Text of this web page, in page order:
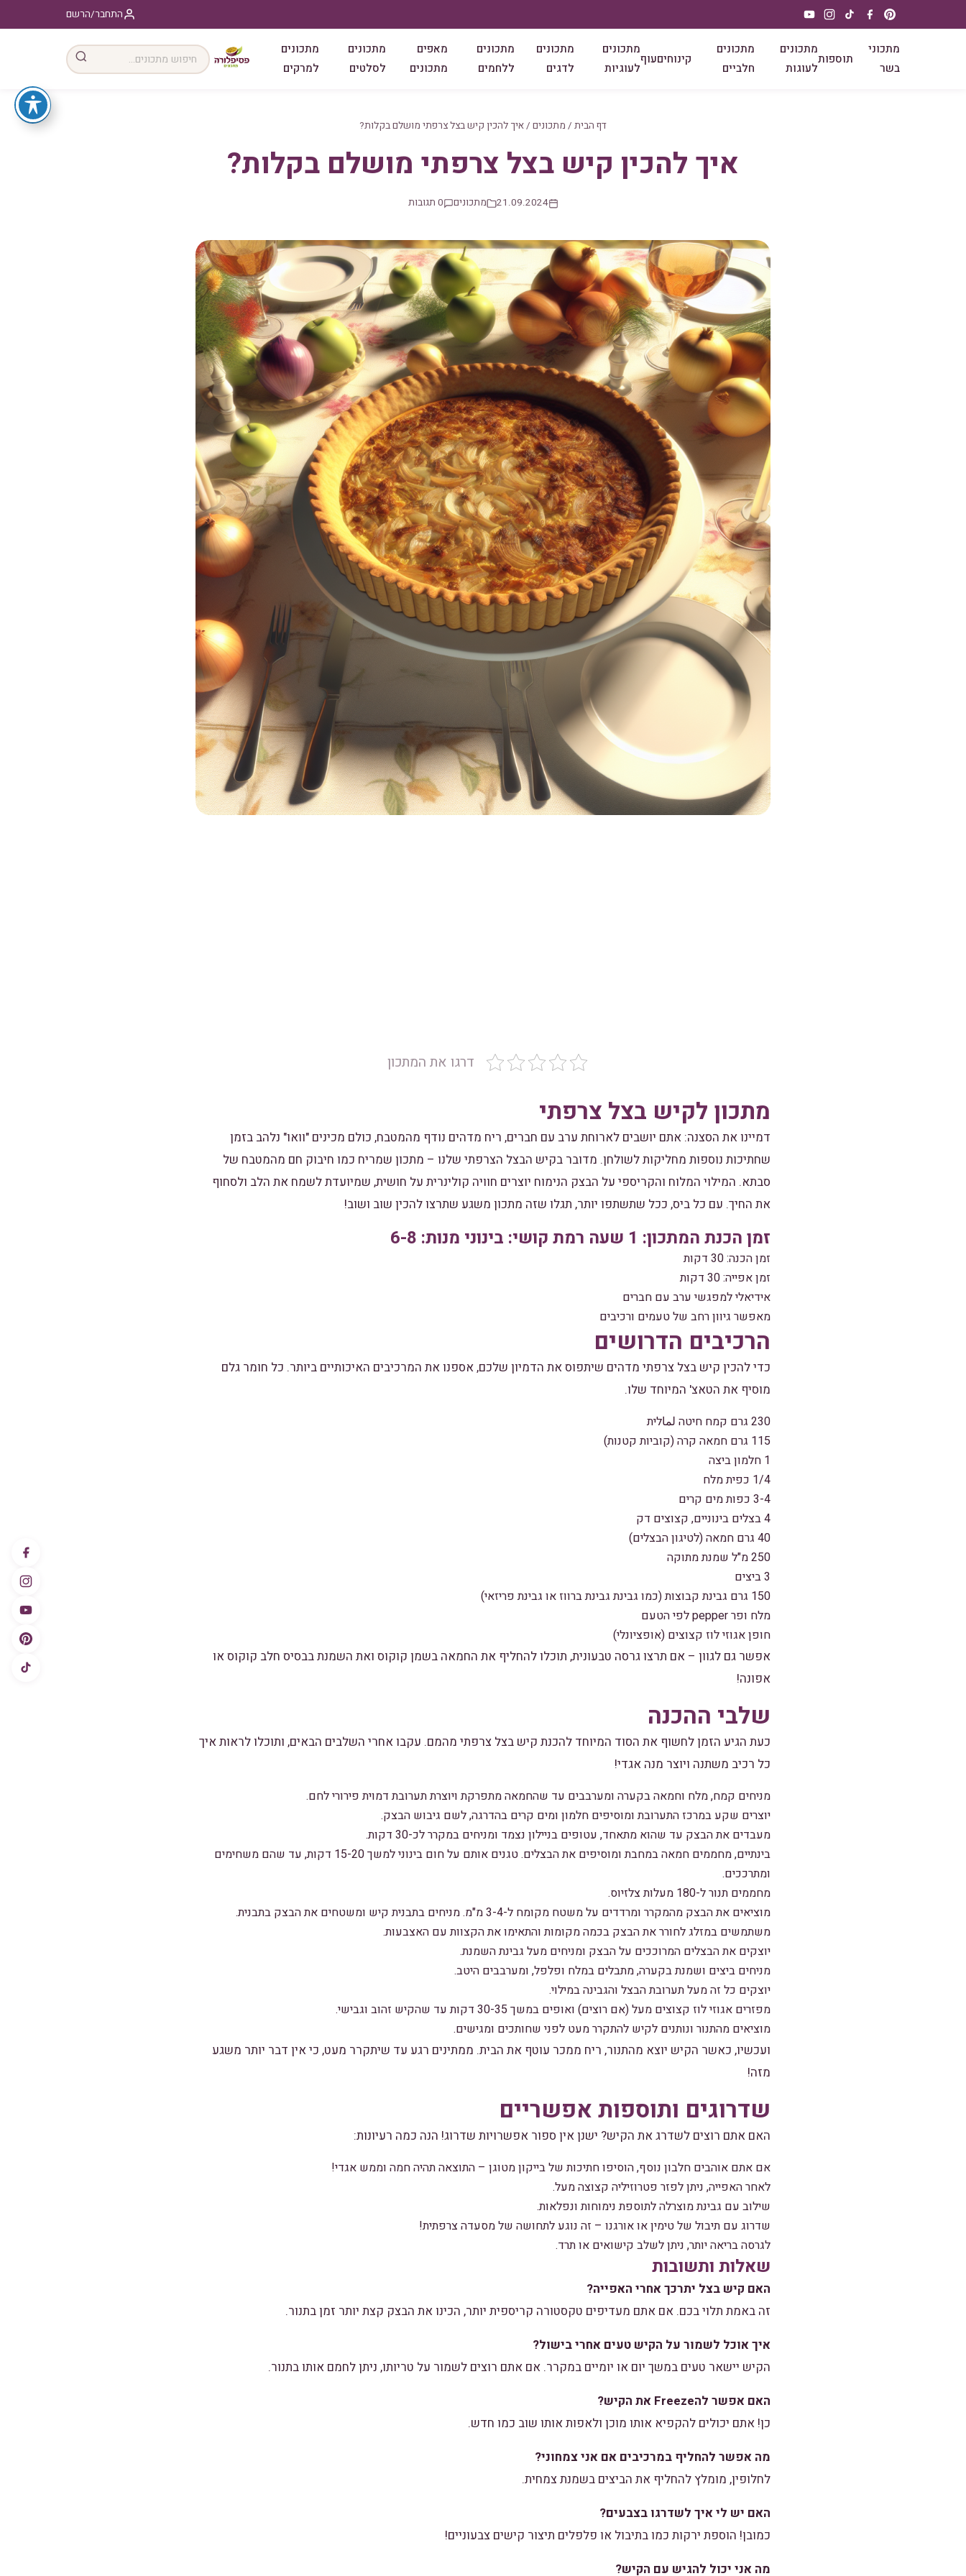
התחבר/הרשם
מתכוני
בשר
תוספות
מתכונים
לעוגות
מתכונים
חלביים
קינוחיםעוף
מתכונים
לעוגיות
מתכונים
לדגים
מתכונים
ללחמים
מאפים
מתכונים
מתכונים
לסלטים
מתכונים
למרקים
דף הבית / מתכונים /איך להכין קיש בצל צרפתי מושלם בקלות?
איך להכין קיש בצל צרפתי מושלם בקלות?
21.09.2024 מתכונים 0 תגובות
דרגו את המתכון
מתכון לקיש בצל צרפתי
דמיינו את הסצנה: אתם יושבים לארוחת ערב עם חברים, ריח מדהים נודף מהמטבח, כולם מכינים "וואו" נלהב בזמן
שחתיכות נוספות מחליקות לשולחן. מדובר בקיש הבצל הצרפתי שלנו – מתכון שמריח כמו חיבוק חם מהמטבח של
סבתא. המילוי המלוח והקריספי על הבצק הנימוח יוצרים חוויה קולינרית על חושית, שמיועדת לשמח את הלב ולסחוף
את החיך. עם כל ביס, ככל שתשתפו יותר, תגלו שזה מתכון משגע שתרצו להכין שוב ושוב!
זמן הכנת המתכון: 1 שעה רמת קושי: בינוני מנות: 6-8
זמן הכנה: 30 דקות
זמן אפייה: 30 דקות
אידיאלי למפגשי ערב עם חברים
מאפשר גיוון רחב של טעמים ורכיבים
הרכיבים הדרושים
כדי להכין קיש בצל צרפתי מדהים שיתפוס את הדמיון שלכם, אספנו את המרכיבים האיכותיים ביותר. כל חומר גלם
מוסיף את הטאצ' המיוחד שלו.
230 גרם קמח חיטה لماלית
115 גרם חמאה קרה (קוביות קטנות)
1 חלמון ביצה
1/4 כפית מלח
3-4 כפות מים קרים
4 בצלים בינוניים, קצוצים דק
40 גרם חמאה (לטיגון הבצלים)
250 מ"ל שמנת מתוקה
3 ביצים
150 גרם גבינת קבוצות (כמו גבינת גבינת ברווז או גבינת פריזאי)
מלח ופר pepper לפי הטעם
חופן אגוזי לוז קצוצים (אופציונלי)
אפשר גם לגוון – אם תרצו גרסה טבעונית, תוכלו להחליף את החמאה בשמן קוקוס ואת השמנת בבסיס חלב קוקוס או
אפונה!
שלבי ההכנה
כעת הגיע הזמן לחשוף את הסוד המיוחד להכנת קיש בצל צרפתי מהמם. עקבו אחרי השלבים הבאים, ותוכלו לראות איך
כל רכיב משתנה ויוצר מנה אגדי!
מניחים קמח, מלח וחמאה בקערה ומערבבים עד שהחמאה מתפרקת ויוצרת תערובת דמוית פירורי לחם.
יוצרים שקע במרכז התערובת ומוסיפים חלמון ומים קרים בהדרגה, לשם גיבוש הבצק.
מעבדים את הבצק עד שהוא מתאחד, עטופים בניילון נצמד ומניחים במקרר לכ-30 דקות.
בינתיים, מחממים חמאה במחבת ומוסיפים את הבצלים. טגנים אותם על חום בינוני למשך 15-20 דקות, עד שהם משחימים
ומתרככים.
מחממים תנור ל-180 מעלות צלזיוס.
מוציאים את הבצק מהמקרר ומרדדים על משטח מקומח ל-3-4 מ"מ. מניחים בתבנית קיש ומשטחים את הבצק בתבנית.
משתמשים במזלג לחורר את הבצק בכמה מקומות והתאימו את הקצוות עם האצבעות.
יוצקים את הבצלים המרוככים על הבצק ומניחים מעל גבינת השמנת.
מניחים ביצים ושמנת בקערה, מתבלים במלח ופלפל, ומערבבים היטב.
יוצקים כל זה מעל תערובת הבצל והגבינה במילוי.
מפזרים אגוזי לוז קצוצים מעל (אם רוצים) ואופים במשך 30-35 דקות עד שהקיש זהוב וגבישי.
מוציאים מהתנור ונותנים לקיש להתקרר מעט לפני שחותכים ומגישים.
ועכשיו, כאשר הקיש יוצא מהתנור, ריח ממכר עוטף את הבית. ממתינים רגע עד שיתקרר מעט, כי אין דבר יותר משגע
מזה!
שדרוגים ותוספות אפשריים
האם אתם רוצים לשדרג את הקיש? ישנן אין ספור אפשרויות שדרוג! הנה כמה רעיונות:
אם אתם אוהבים חלבון נוסף, הוסיפו חתיכות של בייקון מטוגן – התוצאה תהיה חמה וממש אגדי!
לאחר האפייה, ניתן לפזר פטרוזיליה קצוצה מעל.
שילוב עם גבינת מוצרלה לתוספת נימוחות ונפלאות.
שדרוג עם תיבול של טימין או אורגנו – זה נוגע לתחושה של מסעדה צרפתית!
לגרסה בריאה יותר, ניתן לשלב קישואים או תרד.
שאלות ותשובות
האם קיש בצל יתרכך אחרי האפייה?
זה באמת תלוי בכם. אם אתם מעדיפים טקסטורה קריספית יותר, הכינו את הבצק קצת יותר זמן בתנור.
איך אוכל לשמור על הקיש טעים אחרי בישול?
הקיש יישאר טעים במשך יום או יומיים במקרר. אם אתם רוצים לשמור על טריותו, ניתן לחמם אותו בתנור.
האם אפשר להFreeze את הקיש?
כן! אתם יכולים להקפיא אותו מוכן ולאפות אותו שוב כמו חדש.
מה אפשר להחליף במרכיבים אם אני צמחוני?
לחלופין, מומלץ להחליף את הביצים בשמנת צמחית.
האם יש לי איך לשדרגו בצבעים?
כמובן! הוספת ירקות כמו בתיבול או פלפלים תיצור קישים צבעוניים!
מה אני יכול להגיש עם הקיש?